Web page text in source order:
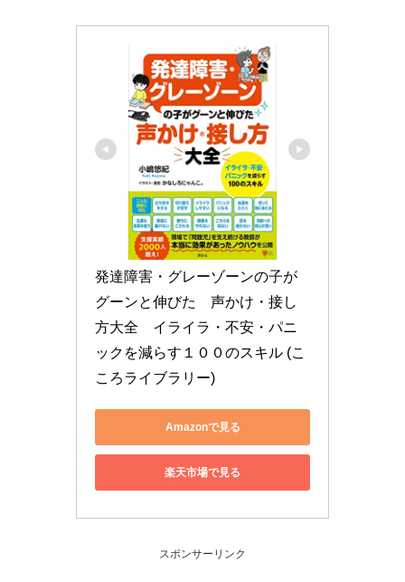
発達障害・グレーゾーンの子が
グーンと伸びた　声かけ・接し
方大全　イライラ・不安・パニ
ックを減らす１００のスキル (こ
ころライブラリー)
Amazonで見る
楽天市場で見る
スポンサーリンク